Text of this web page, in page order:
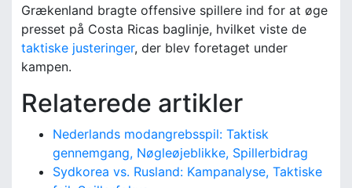
Grækenland bragte offensive spillere ind for at øge
presset på Costa Ricas baglinje, hvilket viste de
taktiske justeringer, der blev foretaget under
kampen.
Relaterede artikler
Nederlands modangrebsspil: Taktisk
gennemgang, Nøgleøjeblikke, Spillerbidrag
Sydkorea vs. Rusland: Kampanalyse, Taktiske